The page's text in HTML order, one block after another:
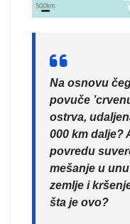
Na osnovu
povuče
ostrva,
000 km dalje?
povredu
mešanje u
zemlje i
šta je ovo?